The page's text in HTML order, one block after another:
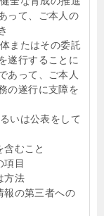
って、ご本人の
またはその委託
遂行することに
あって、ご本人
の遂行に支障を
いは公表をして
むこと
項目
方法
報の第三者への